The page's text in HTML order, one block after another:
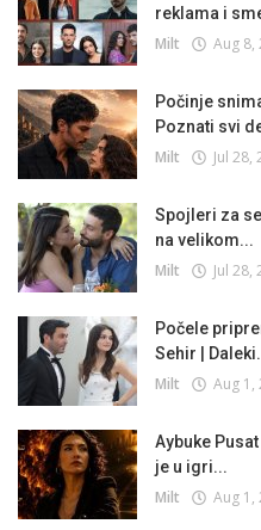
reklama i
Milt Aug 8,
Počinje
Poznati svi
Milt Jul 28,
Spojleri za
na velikom...
Milt Jul 28,
Počele
Sehir |
Milt Aug 1,
Aybuke
je u igri...
Milt Aug 1,